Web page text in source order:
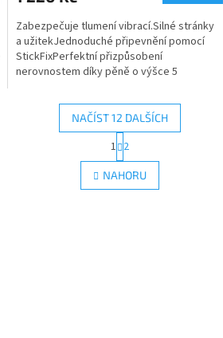
Zabezpečuje tlumení vibrací.Silné stránky
a užitekJednoduché připevnění pomocí
StickFixPerfektní přizpůsobení
nerovnostem díky pěně o výšce 5
O
v
l
NAČÍST 12 DALŠÍCH
t
r
á
n
1 2
NAHORU